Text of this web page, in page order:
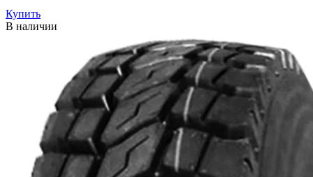
Купить
В наличии